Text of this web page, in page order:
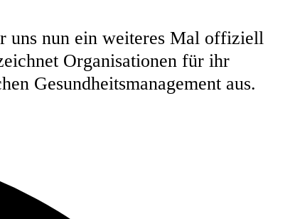
uns nun ein weiteres Mal offiziell
Organisationen für ihr
Gesundheitsmanagement aus.